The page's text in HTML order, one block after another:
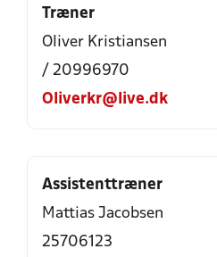
Træner
Oliver Kristiansen
/ 20996970
Oliverkr@live.dk
Assistenttræner
Mattias Jacobsen
25706123